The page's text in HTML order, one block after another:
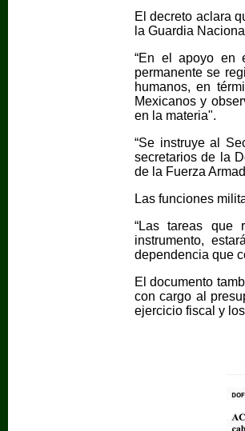
El decreto aclara
la Guardia
“En el apoyo en
permanente se
humanos, en
Mexicanos y
en la materia".
“Se instruye al
secretarios de la
de la Fuerza
Las funciones
“Las tareas que
instrumento,
dependencia que
El documento
con cargo al
ejercicio fiscal y